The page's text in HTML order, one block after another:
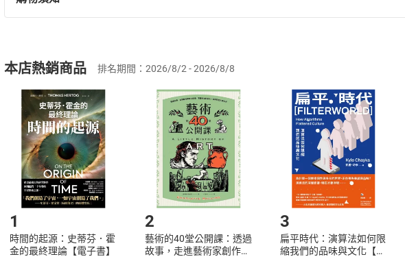
退換貨規定：
(一)依消費者保護法第19條第1項後段暨通訊交易解除權合理例外情事適用
(二)消費者訂購本店鋪之商品即代表知悉本店鋪所銷售之商品為電子書，
且已下載/存取電子書，不得請求退貨退款。
退貨方式：您欲取消訂單或辦理退貨時，請登入樂天市場，並於「我的訂單
貨」，本店鋪將依您的申請進行審核，待審核通過後將為您辦理退款事宜。
請注意，樂天市場須以整筆訂單為單位進行取消/退貨，恕無法以單支商品取
挑選商品
Choose
放入購物車
Shopping cart
登入帳號
Login
購書後，如何開始使用？
Step1.選擇閱讀載具 Step2.登入
本店熱銷商品 排名期間：2026/8/2 - 2026/8/8
1
時間的起源：史蒂芬．霍
金的最終理論【電子書】
2
藝術的40堂公開課：透過
故事，走進藝術家創作現
3
扁平時代：演算法如何限
縮我們的品味與文化【電